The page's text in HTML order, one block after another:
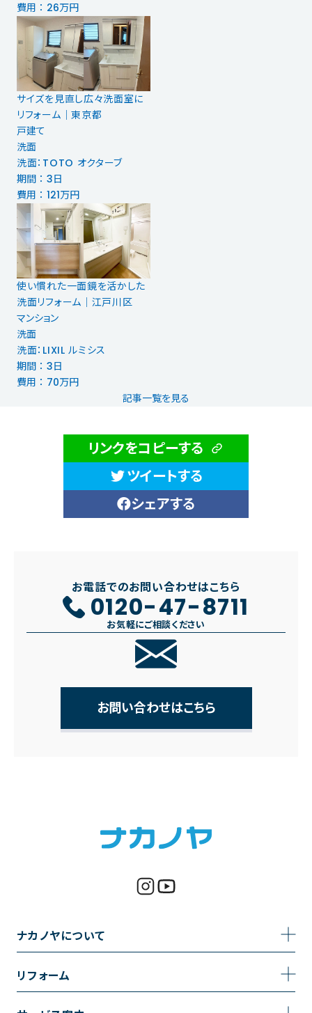
費用 ： 26万円
サイズを見直し広々洗面室に
リフォーム｜東京都
戸建て
洗面
洗面：TOTO オクターブ
期間 ： 3日
費用 ： 121万円
使い慣れた一面鏡を活かした
洗面リフォーム｜江戸川区
マンション
洗面
洗面：LIXIL ルミシス
期間 ： 3日
費用 ： 70万円
記事一覧を見る
リンクをコピーする
ツイートする
シェアする
お電話でのお問い合わせはこちら
0120-47-8711
お気軽にご相談ください
お問い合わせはこちら
ナカノヤについて
事業内容
リフォーム
トイレのリフォーム